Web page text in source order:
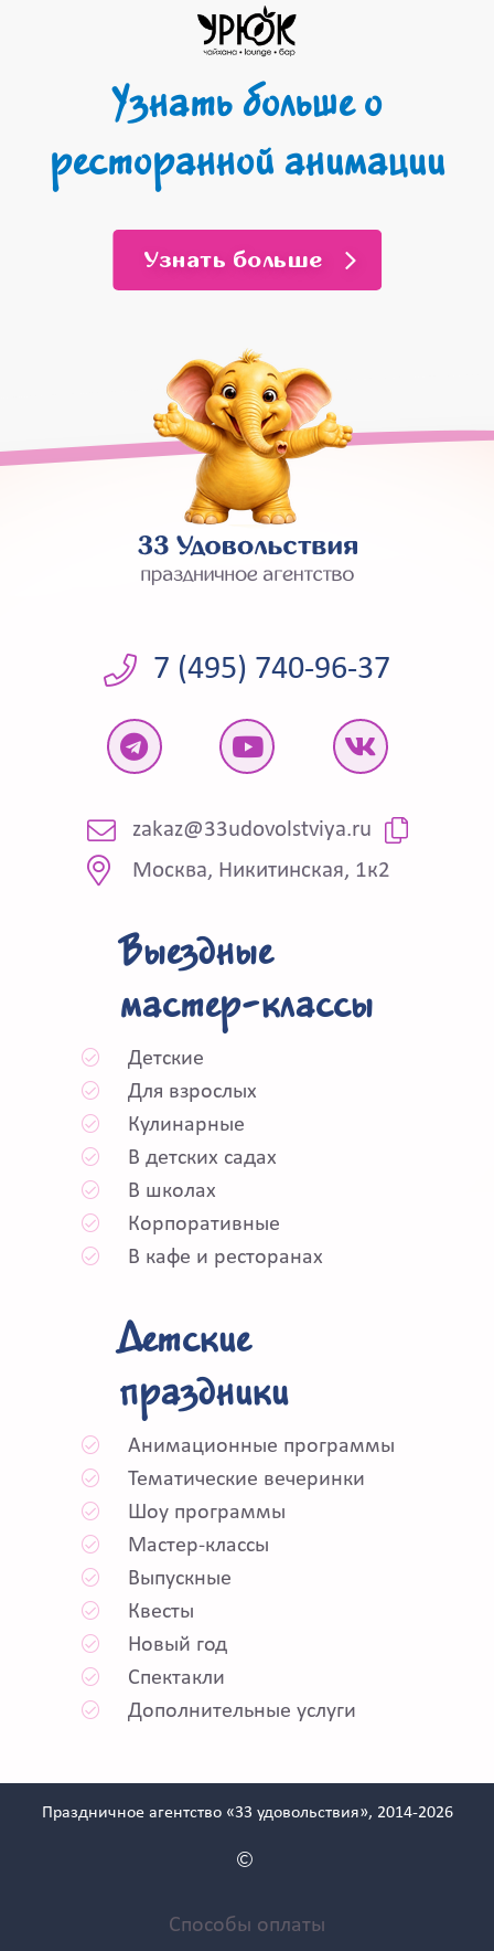
Узнать больше о
ресторанной анимации
Узнать больше
Детские
праздники
Анимационные программы
Тематические вечеринки
Шоу программы
Мастер-классы
Выпускные
Квесты
Новый год
Спектакли
Дополнительные услуги
7 (495) 740-96-37
zakaz@33udovolstviya.ru
Москва, Никитинская, 1к2
Выездные
мастер-классы
Детские
Для взрослых
Кулинарные
В детских садах
В школах
Корпоративные
В кафе и ресторанах
Праздничное агентство «33 удовольствия», 2014-2026
Способы оплаты